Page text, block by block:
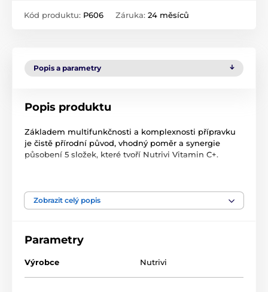
Kód produktu: P606 Záruka: 24 měsíců
Popis a parametry
Popis produktu
Základem multifunkčnosti a komplexnosti přípravku
je čistě přírodní původ, vhodný poměr a synergie
působení 5 složek, které tvoří Nutrivi Vitamin C+.
RAKYTNÍK - extrakt z rakytníku, standardizovaný na
vitamínu C
BAMBUS - extrakt z bambusových výhonků
Zobrazit celý popis
Parametry
Výrobce Nutrivi